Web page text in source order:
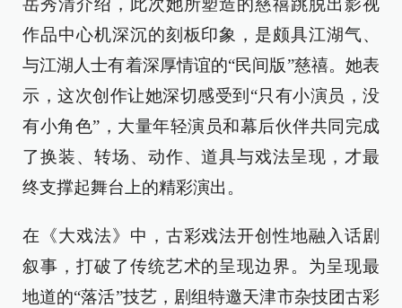
岳秀清介绍，此次她所塑造的慈禧跳脱出影视
作品中心机深沉的刻板印象，是颇具江湖气、
与江湖人士有着深厚情谊的“民间版”慈禧。她表
示，这次创作让她深切感受到“只有小演员，没
有小角色”，大量年轻演员和幕后伙伴共同完成
了换装、转场、动作、道具与戏法呈现，才最
终支撑起舞台上的精彩演出。
在《大戏法》中，古彩戏法开创性地融入话剧
叙事，打破了传统艺术的呈现边界。为呈现最
地道的“落活”技艺，剧组特邀天津市杂技团古彩